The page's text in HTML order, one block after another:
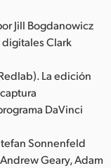
Jill Bogdanowicz
Clark
La edición
DaVinci
Sonnenfeld
Geary, Adam